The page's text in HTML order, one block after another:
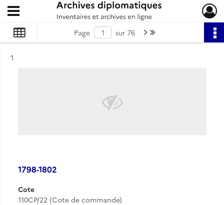
Archives diplomatiques
Ouvrir le menu déroulant
Page sur 76 Page suivante : 1/76
Résultat n°
1
1798-1802
Cote
110CP/22 (Cote de commande)